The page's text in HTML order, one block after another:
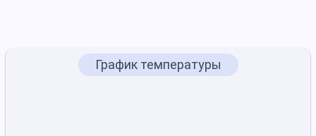
График температуры